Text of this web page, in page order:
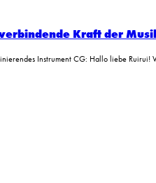
Kraft der
Instrument CG: Hallo liebe